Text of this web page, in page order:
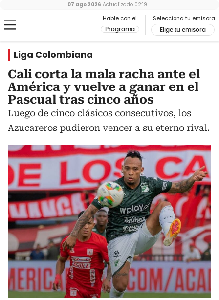
Hable con el
Programa
Selecciona tu emisora
Elige tu emisora
07 ago 2026 Actualizado 02:19
Liga Colombiana
Cali corta la mala racha ante el
América y vuelve a ganar en el
Pascual tras cinco años
Luego de cinco clásicos consecutivos, los
Azucareros pudieron vencer a su eterno rival.